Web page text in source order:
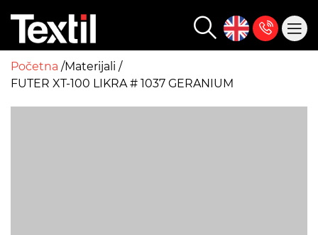
Početna Materijali
FUTER XT-100 LIKRA # 1037 GERANIUM